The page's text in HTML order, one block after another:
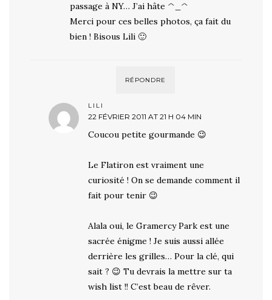
passage à NY… J’ai hâte ^_^
Merci pour ces belles photos, ça fait du
bien ! Bisous Lili 🙂
RÉPONDRE
LILI
22 FÉVRIER 2011 AT 21 H 04 MIN
Coucou petite gourmande 😉
Le Flatiron est vraiment une
curiosité ! On se demande comment il
fait pour tenir 😉
Alala oui, le Gramercy Park est une
sacrée énigme ! Je suis aussi allée
derrière les grilles… Pour la clé, qui
sait ? 😉 Tu devrais la mettre sur ta
wish list !! C’est beau de rêver.